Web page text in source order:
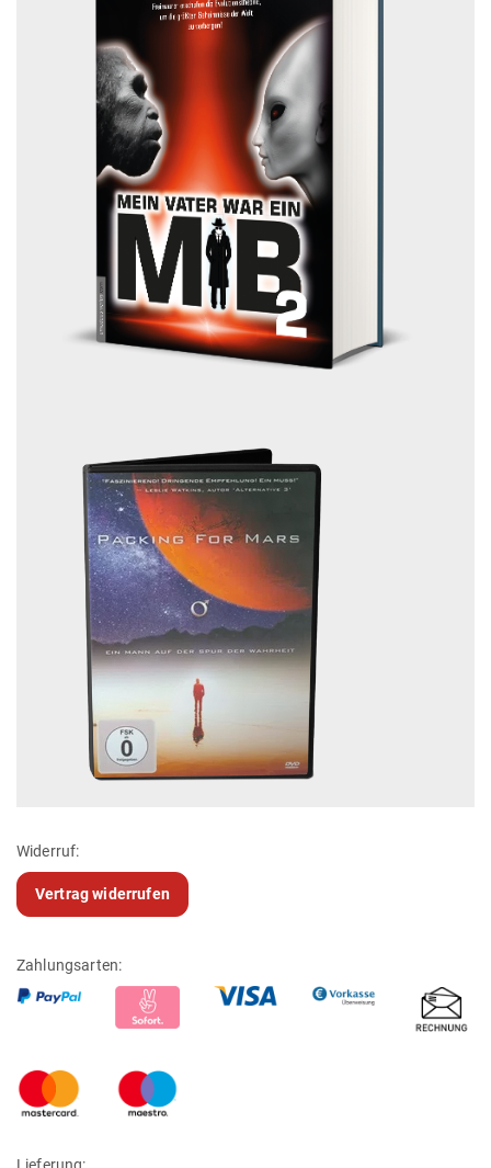
Widerruf:
Vertrag widerrufen
Zahlungsarten: